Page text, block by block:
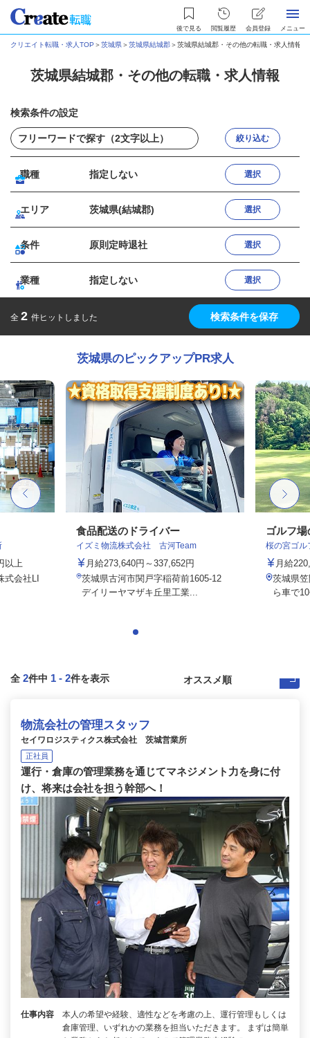
後で見る 閲覧履歴 会員登録 メニュー
クリエイト転職・求人TOP ＞茨城県＞茨城県結城郡＞茨城県結城郡・その他の転職・求人情報
茨城県結城郡・その他の転職・求人情報
検索条件の設定
絞り込む
職種 指定しない 選択
エリア 茨城県(結城郡) 選択
条件 原則定時退社 選択
業種 指定しない 選択
全 2 件ヒットしました 検索条件を保存
茨城県のピックアップPR求人
以上
式会社LI
食品配送のドライバー
イズミ物流株式会社 古河Team
月給273,640円～337,652円
茨城県古河市関戸字稲荷前1605-12
デイリーヤマザキ丘里工業...
ゴルフ
桜の宮ゴル
月給
茨城県
ら車で
全 2件中 1 - 2件を表示
物流会社の管理スタッフ
セイワロジスティクス株式会社 茨城営業所
正社員
運行・倉庫の管理業務を通じてマネジメント力を身に付
け、将来は会社を担う幹部へ！
仕事内容
本人の希望や経験、適性などを考慮の上、運行管理もしくは
倉庫管理、いずれかの業務を担当いただきます。 まずは簡単